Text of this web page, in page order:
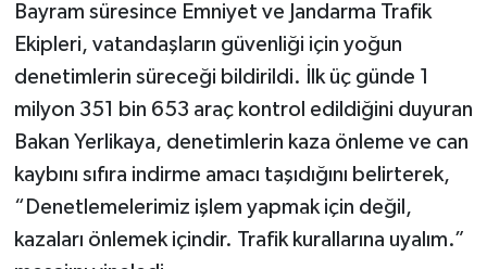
Bayram süresince Emniyet ve Jandarma Trafik
Ekipleri, vatandaşların güvenliği için yoğun
denetimlerin süreceği bildirildi. İlk üç günde 1
milyon 351 bin 653 araç kontrol edildiğini duyuran
Bakan Yerlikaya, denetimlerin kaza önleme ve can
kaybını sıfıra indirme amacı taşıdığını belirterek,
“Denetlemelerimiz işlem yapmak için değil,
kazaları önlemek içindir. Trafik kurallarına uyalım.”